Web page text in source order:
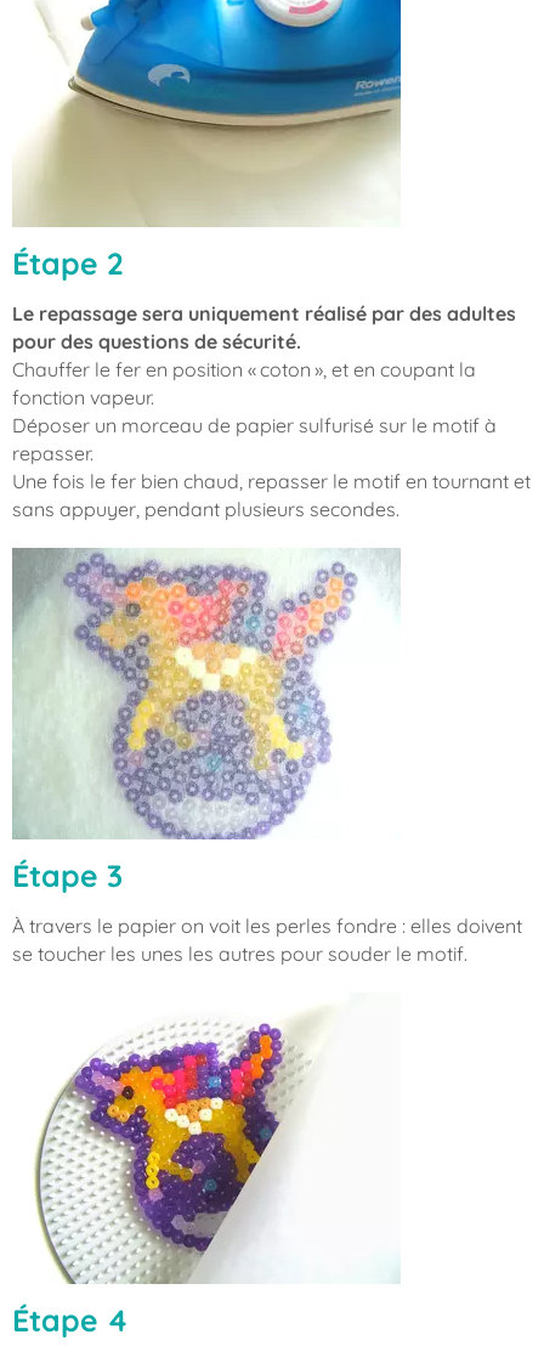
Étape 2
Le repassage sera uniquement réalisé par des adultes
pour des questions de sécurité.
Chauffer le fer en position « coton », et en coupant la
fonction vapeur.
Déposer un morceau de papier sulfurisé sur le motif à
repasser.
Une fois le fer bien chaud, repasser le motif en tournant et
sans appuyer, pendant plusieurs secondes.
Étape 3
À travers le papier on voit les perles fondre : elles doivent
se toucher les unes les autres pour souder le motif.
Étape 4